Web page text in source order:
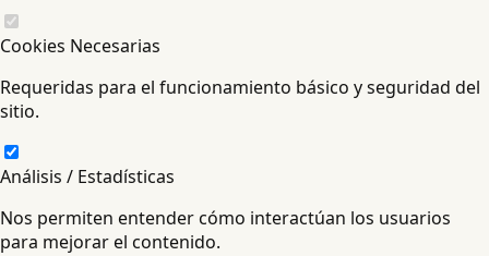
Cookies Necesarias
Requeridas para el funcionamiento básico y seguridad del
sitio.
Análisis / Estadísticas
Nos permiten entender cómo interactúan los usuarios
para mejorar el contenido.